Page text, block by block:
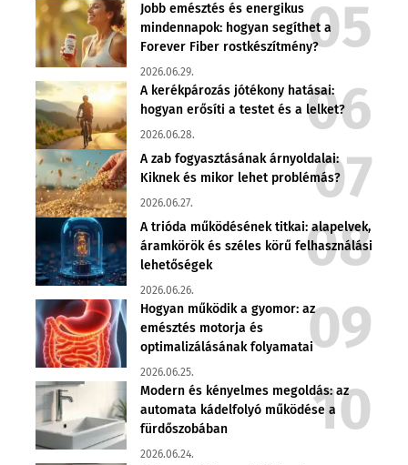
Jobb emésztés és energikus
mindennapok: hogyan segíthet a
Forever Fiber rostkészítmény?
2026.06.29.
A kerékpározás jótékony hatásai:
hogyan erősíti a testet és a lelket?
2026.06.28.
A zab fogyasztásának árnyoldalai:
Kiknek és mikor lehet problémás?
2026.06.27.
A trióda működésének titkai: alapelvek,
áramkörök és széles körű felhasználási
lehetőségek
2026.06.26.
Hogyan működik a gyomor: az
emésztés motorja és
optimalizálásának folyamatai
2026.06.25.
Modern és kényelmes megoldás: az
automata kádelfolyó működése a
fürdőszobában
2026.06.24.